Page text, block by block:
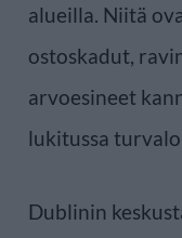
alueilla. Niitä
ostoskadut,
arvoesineet
lukitussa
Dublinin